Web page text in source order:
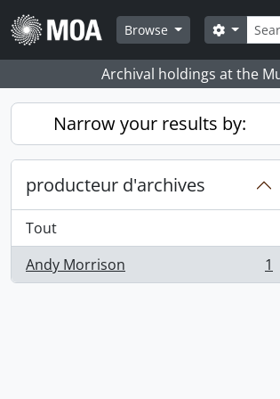
Skip to main content
Browse
Search
Archival holdings at the
Narrow your results by:
producteur d'archives
Tout
Andy Morrison
, 1 résultats 1